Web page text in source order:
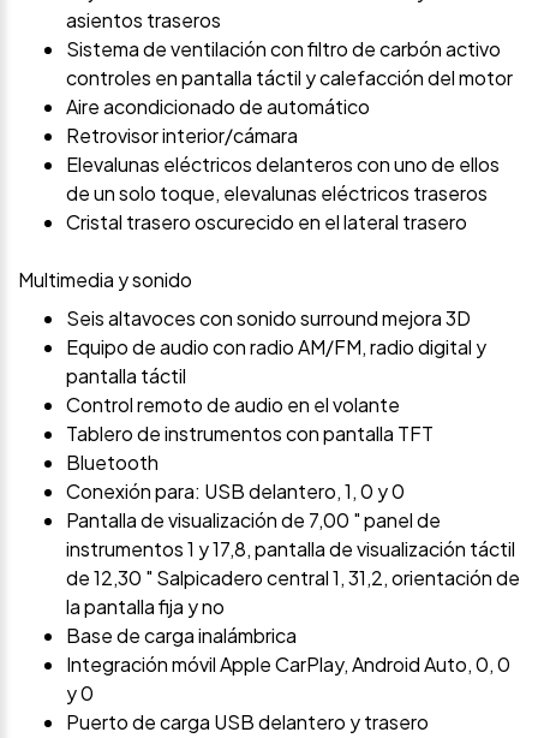
asientos traseros
Sistema de ventilación con filtro de carbón activo
controles en pantalla táctil y calefacción del motor
Aire acondicionado de automático
Retrovisor interior/cámara
Elevalunas eléctricos delanteros con uno de ellos
de un solo toque, elevalunas eléctricos traseros
Cristal trasero oscurecido en el lateral trasero
Multimedia y sonido
Seis altavoces con sonido surround mejora 3D
Equipo de audio con radio AM/FM, radio digital y
pantalla táctil
Control remoto de audio en el volante
Tablero de instrumentos con pantalla TFT
Bluetooth
Conexión para: USB delantero, 1, 0 y 0
Pantalla de visualización de 7,00 " panel de
instrumentos 1 y 17,8, pantalla de visualización táctil
de 12,30 " Salpicadero central 1, 31,2, orientación de
la pantalla fija y no
Base de carga inalámbrica
Integración móvil Apple CarPlay, Android Auto, 0, 0
y 0
Puerto de carga USB delantero y trasero